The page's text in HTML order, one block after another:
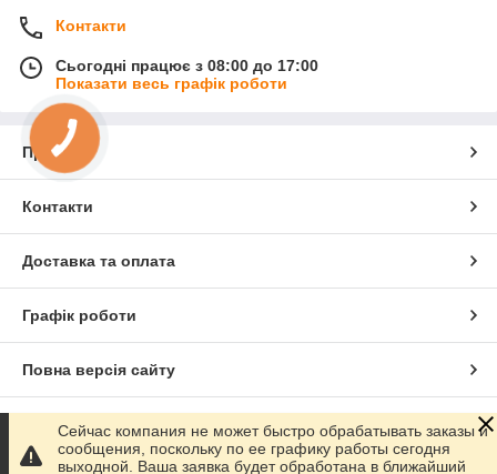
Контакти
Сьогодні працює з 08:00 до 17:00
Показати весь графік роботи
Про нас
Контакти
Доставка та оплата
Графік роботи
Повна версія сайту
Сайт створено на маркетплейсі Prom.ua
Сейчас компания не может быстро обрабатывать заказы и
сообщения, поскольку по ее графику работы сегодня
выходной. Ваша заявка будет обработана в ближайший